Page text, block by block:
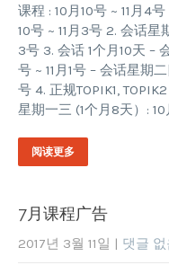
课程 : 10月10号 ~ 11月4
10号 ~ 11月3号 2. 会话星
3号 3. 会话 1个月10天 –
号 ~ 11月1号 – 会话星期
号 4. 正规TOPIK1,
星期一三 (1个月8天）: 10
阅读更多
7月课程广告
2017년 3월 11일 | 댓글 없